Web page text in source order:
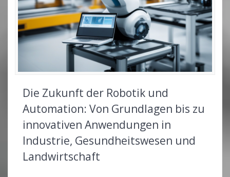
Die Zukunft der Robotik und
Automation: Von Grundlagen bis zu
innovativen Anwendungen in
Industrie, Gesundheitswesen und
Landwirtschaft